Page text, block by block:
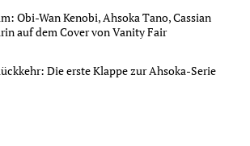
Obi-Wan Kenobi, Ahsoka Tano, Cassian
auf dem Cover von Vanity Fair
Die erste Klappe zur Ahsoka-Serie